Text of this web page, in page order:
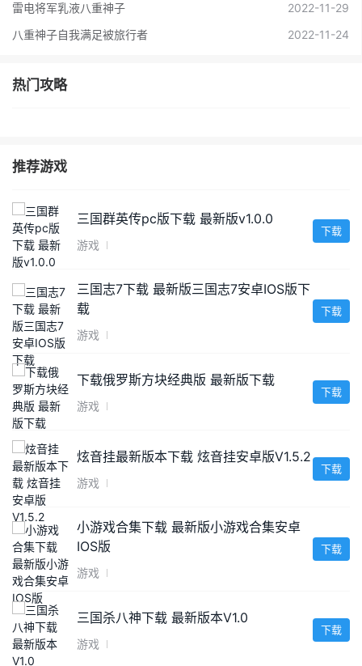
雷电将军乳液八重神子
2022-11-29
八重神子自我满足被旅行者
2022-11-24
热门攻略
推荐游戏
三国群英传pc版下载 最新版v1.0.0
游戏
下载
三国志7下载 最新版三国志7安卓IOS版下
载
游戏
下载
下载俄罗斯方块经典版 最新版下载
游戏
下载
炫音挂最新版本下载 炫音挂安卓版V1.5.2
游戏
下载
小游戏合集下载 最新版小游戏合集安卓
IOS版
游戏
下载
三国杀八神下载 最新版本V1.0
游戏
下载